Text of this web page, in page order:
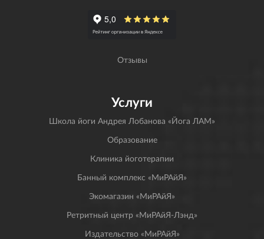
Отзывы
Услуги
Школа йоги Андрея Лобанова «Йога ЛАМ»
Образование
Клиника йоготерапии
Банный комплекс «МиРАйЯ»
Экомагазин «МиРАйЯ»
Ретритный центр «МиРАйЯ-Лэнд»
Издательство «МиРАйЯ»